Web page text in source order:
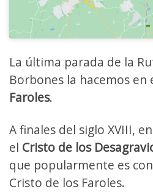
La última parada de la
Borbones la hacemos en
Faroles.
A finales del siglo XVIII,
el Cristo de los
que popularmente es
Cristo de los Faroles.